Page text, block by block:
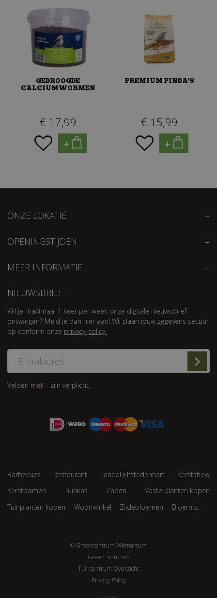
GEDROOGDE
CALCIUMWORMEN
€ 17,99
+
PREMIUM PINDA'S
€ 15,99
+
ONZE LOKATIE
OPENINGSTIJDEN
MEER INFORMATIE
NIEUWSBRIEF
Wil je maximaal 1 keer per week onze digitale nieuwsbrief
ontvangen? Meld je dan hier aan! Wij slaan jouw gegevens secuur
op conform onze privacy policy.
Velden met * zijn verplicht.
Barbecues Restaurant Landal Elfstedenhart
Kerstshow
Kerstbomen
Tuinkas Zaden
Vaste planten kopen
Tuinplanten kopen
Woonwinkel Zijdebloemen Bloemist
© Groencentrum Witmarsum
Green Solutions
Tuincentrum Overzicht
Privacy Policy